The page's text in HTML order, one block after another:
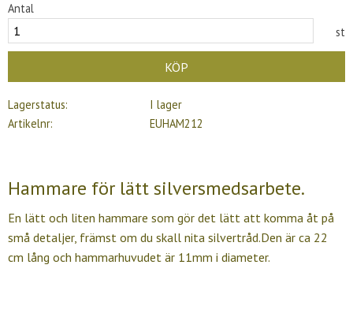
Antal
st
KÖP
Lagerstatus
I lager
Artikelnr
EUHAM212
Hammare för lätt silversmedsarbete.
En lätt och liten hammare som gör det lätt att komma åt på
små detaljer, främst om du skall nita silvertråd.Den är ca 22
cm lång och hammarhuvudet är 11mm i diameter.